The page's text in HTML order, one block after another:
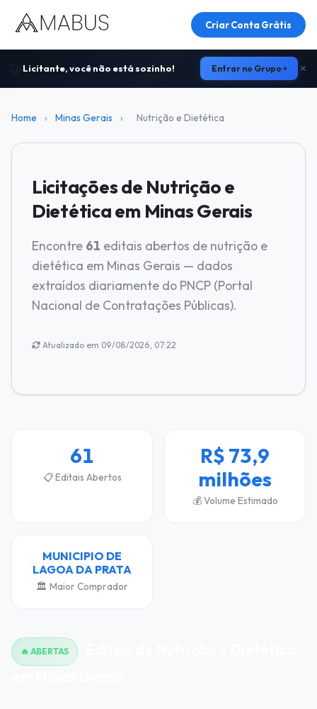
Criar Conta Grátis
Licitante, você não está sozinho! Entrar no Grupo
Home › Minas Gerais › Nutrição e Dietética
Licitações de Nutrição e
Dietética em Minas Gerais
Encontre 61 editais abertos de nutrição e
dietética em Minas Gerais — dados
extraídos diariamente do PNCP (Portal
Nacional de Contratações Públicas).
Atualizado em 09/08/2026, 07:22
61
📋 Editais Abertos
R$ 73,9
milhões
💰 Volume Estimado
MUNICIPIO DE
LAGOA DA PRATA
🏛️ Maior Comprador
🔥 ABERTAS